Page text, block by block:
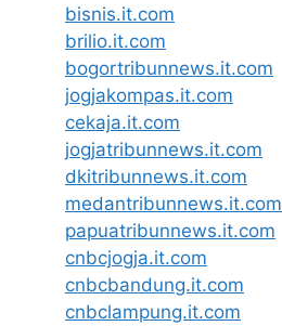
bisnis.it.com
brilio.it.com
bogortribunnews.it.com
jogjakompas.it.com
cekaja.it.com
jogjatribunnews.it.com
dkitribunnews.it.com
medantribunnews.it.com
papuatribunnews.it.com
cnbcjogja.it.com
cnbcbandung.it.com
cnbclampung.it.com